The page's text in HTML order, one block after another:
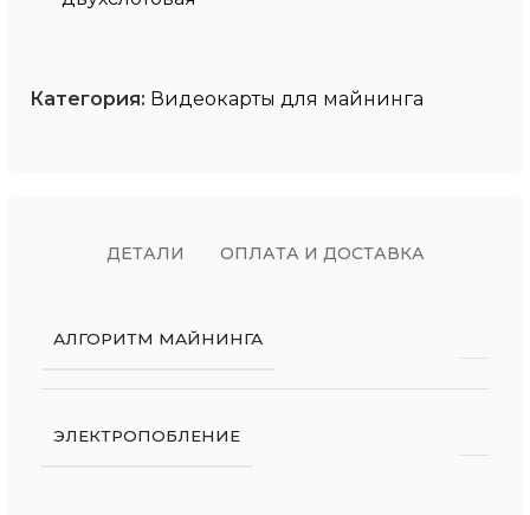
Категория: Видеокарты для майнинга
ДЕТАЛИ ОПЛАТА И ДОСТАВКА
АЛГОРИТМ МАЙНИНГА
ЭЛЕКТРОПОБЛЕНИЕ